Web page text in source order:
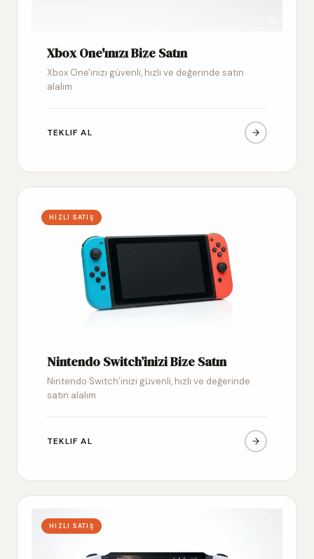
Xbox One'ınızı Bize Satın
Xbox One'ınızı güvenli, hızlı ve değerinde satın
alalım
TEKLIF AL
HIZLI SATIŞ
Nintendo Switch’inizi Bize Satın
Nintendo Switch’inizi güvenli, hızlı ve değerinde
satın alalım
TEKLIF AL
HIZLI SATIŞ